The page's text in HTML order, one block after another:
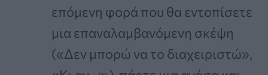
επόμενη φορά που θα εντοπίσετε
μια επαναλαμβανόμενη σκέψη
(«Δεν μπορώ να το διαχειριστώ»,